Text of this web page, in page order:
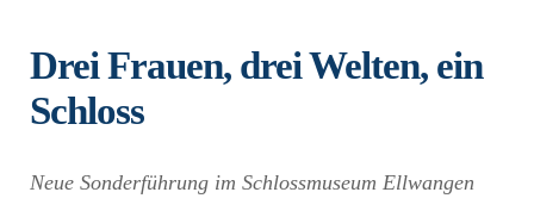
Drei Frauen, drei Welten, ein
Schloss
Neue Sonderführung im Schlossmuseum Ellwangen